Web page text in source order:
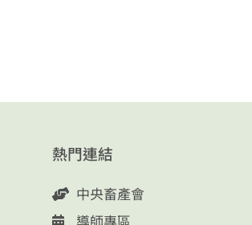
熱門連結
中央畜產會
導師專區